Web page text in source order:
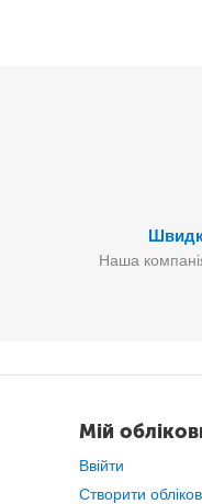
Наша
Мій
Ввійти
Створити